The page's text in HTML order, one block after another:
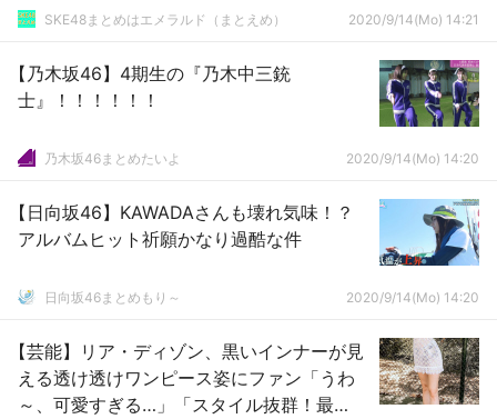
ろうと思います！（何の宣言）」
SKE48まとめはエメラルド（まとえめ） 2020/9/14(Mo) 14:21
【乃木坂46】4期生の『乃木中三銃
士』！！！！！！
乃木坂46まとめたいよ 2020/9/14(Mo) 14:20
【日向坂46】KAWADAさんも壊れ気味！？
アルバムヒット祈願かなり過酷な件
日向坂46まとめもり～ 2020/9/14(Mo) 14:20
【芸能】リア・ディゾン、黒いインナーが見
える透け透けワンピース姿にファン「うわ
～、可愛すぎる…」「スタイル抜群！最